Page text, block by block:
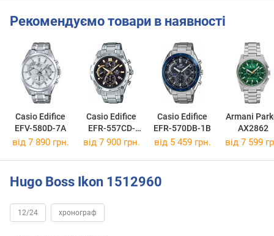
Рекомендуємо товари в наявності
Casio Edifice
EFV-580D-7A
Casio Edifice
EFR-557CD-
1A9
Casio Edifice
EFR-570DB-1B
Armani
AX2862
від 7 890 грн. від 7 900 грн. від 5 459 грн. від 7 599
Hugo Boss Ikon 1512960
12/24 хронограф